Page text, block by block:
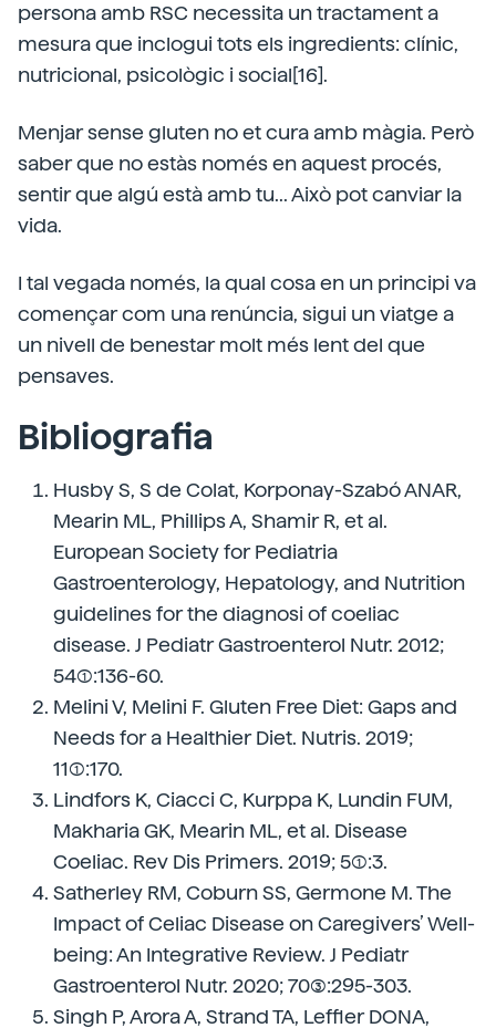
persona amb RSC necessita un tractament a
mesura que inclogui tots els ingredients: clínic,
nutricional, psicològic i social[16].
Menjar sense gluten no et cura amb màgia. Però
saber que no estàs només en aquest procés,
sentir que algú està amb tu... Això pot canviar la
vida.
I tal vegada només, la qual cosa en un principi va
començar com una renúncia, sigui un viatge a
un nivell de benestar molt més lent del que
pensaves.
Bibliografia
Husby S, S de Colat, Korponay-Szabó ANAR,
Mearin ML, Phillips A, Shamir R, et al.
European Society for Pediatria
Gastroenterology, Hepatology, and Nutrition
guidelines for the diagnosi of coeliac
disease. J Pediatr Gastroenterol Nutr. 2012;
54(1):136-60.
Melini V, Melini F. Gluten Free Diet: Gaps and
Needs for a Healthier Diet. Nutris. 2019;
11(1):170.
Lindfors K, Ciacci C, Kurppa K, Lundin FUM,
Makharia GK, Mearin ML, et al. Disease
Coeliac. Rev Dis Primers. 2019; 5(1):3.
Satherley RM, Coburn SS, Germone M. The
Impact of Celiac Disease on Caregivers’ Well-
being: An Integrative Review. J Pediatr
Gastroenterol Nutr. 2020; 70(3):295-303.
Singh P, Arora A, Strand TA, Leffler DONA,